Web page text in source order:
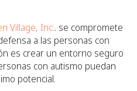
Village, Inc.. se compromete
a las personas con
es crear un entorno seguro
con autismo puedan
potencial.